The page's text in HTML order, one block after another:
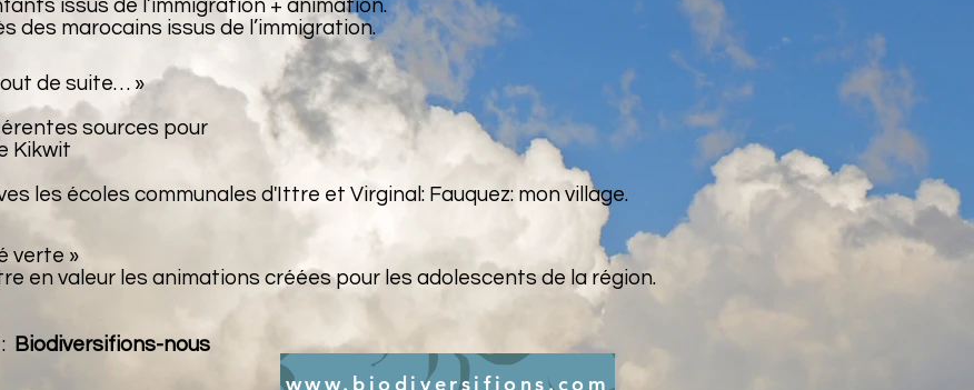
issus de l’immigration + animation.
marocains issus de l’immigration.
de suite… »
sources pour
Kikwit
les écoles communales d'Ittre et Virginal: Fauquez: mon village.
verte »
en valeur les animations créées pour les adolescents de la région.
Biodiversifions-nous
www.biodiversifions.com